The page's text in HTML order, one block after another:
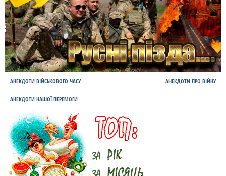
АНЕКДОТИ ВІЙСЬКОВОГО ЧАСУ АНЕКДОТИ ПРО ВІЙНУ
АНЕКДОТИ НАШОЇ ПЕРЕМОГИ